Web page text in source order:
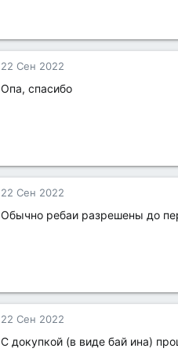
22 Сен 2022
Опа, спасибо
22 Сен 2022
Обычно ребаи разрешены до
22 Сен 2022
С докупкой (в виде бай ина)